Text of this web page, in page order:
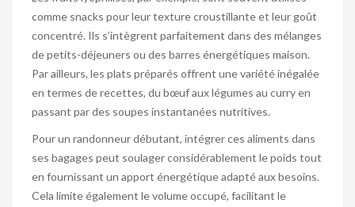
comme snacks pour leur texture croustillante et leur goût
concentré. Ils s’intègrent parfaitement dans des mélanges
de petits-déjeuners ou des barres énergétiques maison.
Par ailleurs, les plats préparés offrent une variété inégalée
en termes de recettes, du bœuf aux légumes au curry en
passant par des soupes instantanées nutritives.
Pour un randonneur débutant, intégrer ces aliments dans
ses bagages peut soulager considérablement le poids tout
en fournissant un apport énergétique adapté aux besoins.
Cela limite également le volume occupé, facilitant le